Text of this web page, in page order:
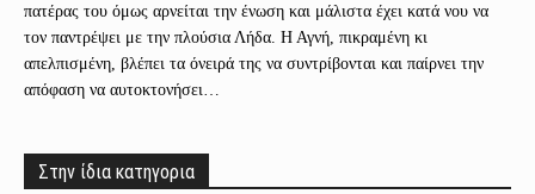
πατέρας του όμως αρνείται την ένωση και μάλιστα έχει κατά νου να
τον παντρέψει με την πλούσια Λήδα. Η Αγνή, πικραμένη κι
απελπισμένη, βλέπει τα όνειρά της να συντρίβονται και παίρνει την
απόφαση να αυτοκτονήσει…
Στην ίδια κατηγορια